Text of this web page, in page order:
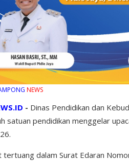
NEWS
- Dinas Pendidikan dan
satuan pendidikan menggelar
dalam Surat Edaran